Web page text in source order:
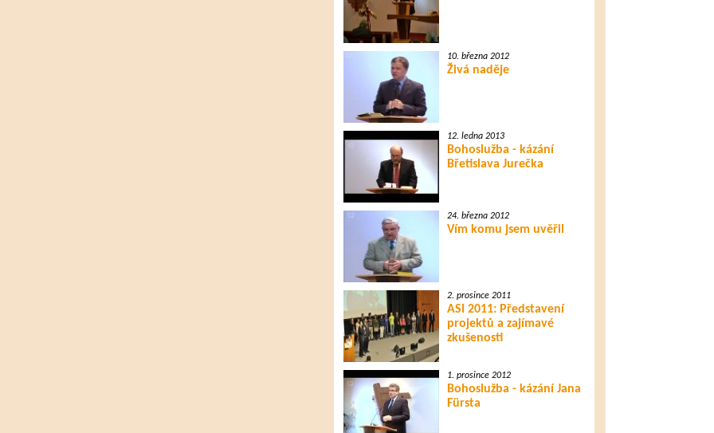
10. března 2012
Živá naděje
12. ledna 2013
Bohoslužba - kázání
Břetislava Jurečka
24. března 2012
Vím komu jsem uvěřil
2. prosince 2011
ASI 2011: Představení
projektů a zajímavé
zkušenosti
1. prosince 2012
Bohoslužba - kázání Jana
Fürsta